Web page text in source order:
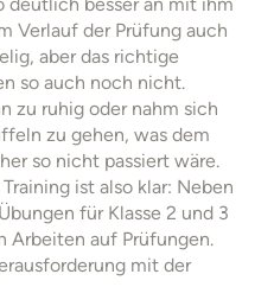
Verlauf der Prüfung auch
aber das richtige
so auch noch nicht.
zu ruhig oder nahm sich
zu gehen, was dem
so nicht passiert wäre.
ist also klar: Neben
für Klasse 2 und 3
Arbeiten auf Prüfungen.
mit der